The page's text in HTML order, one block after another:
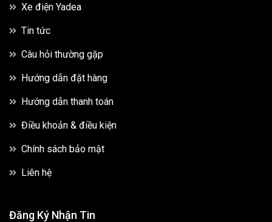
Xe điện Yadea
Tin tức
Câu hỏi thường gặp
Hướng dẫn đặt hàng
Hướng dẫn thanh toán
Điều khoản & điều kiện
Chính sách bảo mật
Liên hệ
Đăng Ký Nhận Tin